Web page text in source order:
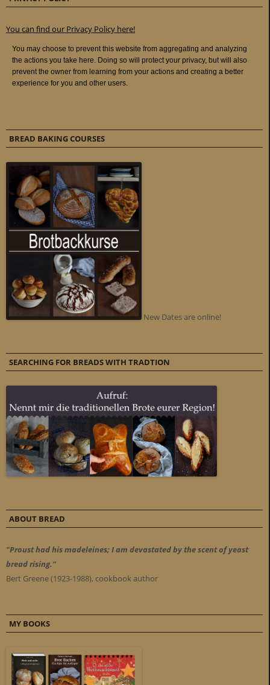
You can find our Privacy Policy here!
BREAD BAKING COURSES
New Dates are online!
SEARCHING FOR BREADS WITH TRADTION
ABOUT BREAD
"Proust had his madeleines; I am devastated by the scent of yeast
bread rising."
Bert Greene (1923-1988), cookbook author
MY BOOKS